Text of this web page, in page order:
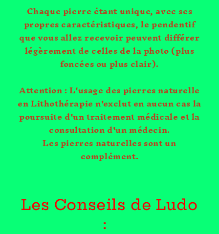
Chaque pierre étant unique, avec ses
propres caractéristiques, le pendentif
que vous allez recevoir peuvent différer
légèrement de celles de la photo (plus
foncées ou plus clair).
Attention : L'usage des pierres naturelle
en Lithothérapie n'exclut en aucun cas la
poursuite d'un traitement médicale et la
consultation d'un médecin.
Les pierres naturelles sont un
complément.
Les Conseils de Ludo
: